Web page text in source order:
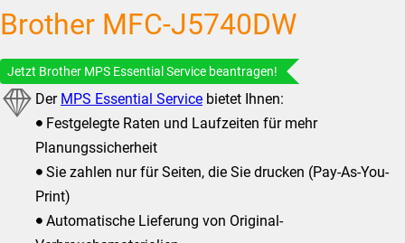
Brother MFC-J5740DW
Jetzt Brother MPS Essential Service beantragen!
Der MPS Essential Service bietet Ihnen:
⚫ Festgelegte Raten und Laufzeiten für mehr
Planungssicherheit
⚫ Sie zahlen nur für Seiten, die Sie drucken (Pay-As-You-
Print)
⚫ Automatische Lieferung von Original-